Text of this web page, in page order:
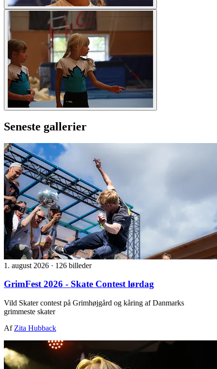
Seneste gallerier
1. august 2026 · 126 billeder
GrimFest 2026 - Skate Contest lørdag
Vild Skater contest på Grimhøjgård og kåring af Danmarks
grimmeste skater
Af Zita Hubback